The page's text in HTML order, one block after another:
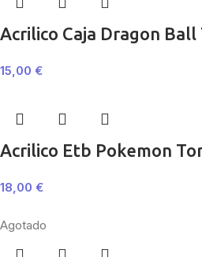
Acrilico Caja Dragon
15,00 €
Acrilico Etb Pokemon
18,00 €
Agotado